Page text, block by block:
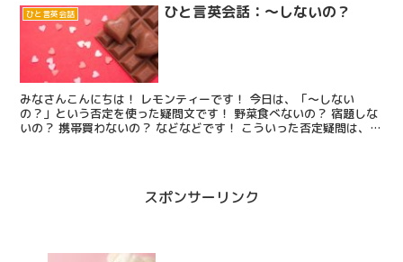
ひと言英会話 ひと言英会話：～しないの？
みなさんこんにちは！ レモンティーです！ 今日は、「～しない
の？」という否定を使った疑問文です！ 野菜食べないの？ 宿題しな
いの？ 携帯買わないの？ などなどです！ こういった否定疑問は、質
スポンサーリンク